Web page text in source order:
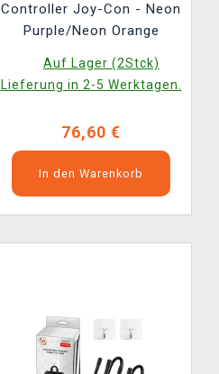
Controller Joy-Con - Neon
Purple/Neon Orange
Auf Lager (2Stck)
Lieferung in 2-5 Werktagen.
76,60 €
In den Warenkorb